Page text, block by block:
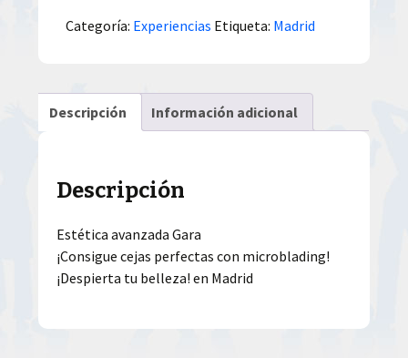
Categoría: Experiencias Etiqueta: Madrid
Descripción Información adicional
Descripción
Estética avanzada Gara
¡Consigue cejas perfectas con microblading!
¡Despierta tu belleza! en Madrid